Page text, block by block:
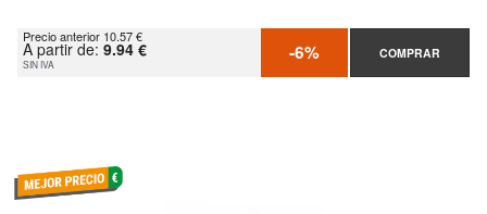
Precio anterior 10.57 €
A partir de: 9.94 €
SIN IVA -6% COMPRAR